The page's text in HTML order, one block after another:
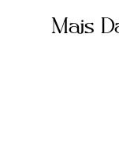
Preto
Mais